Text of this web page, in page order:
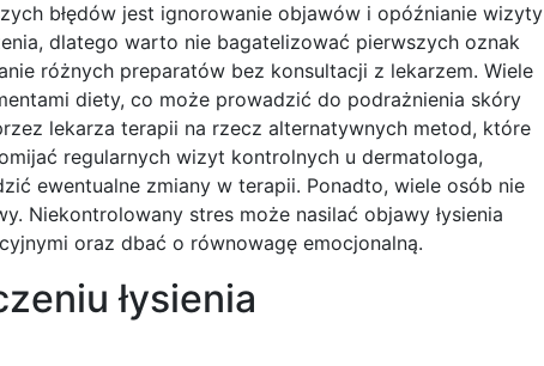
błędów jest ignorowanie objawów i opóźnianie wizyty
dlatego warto nie bagatelizować pierwszych oznak
różnych preparatów bez konsultacji z lekarzem. Wiele
diety, co może prowadzić do podrażnienia skóry
lekarza terapii na rzecz alternatywnych metod, które
regularnych wizyt kontrolnych u dermatologa,
ewentualne zmiany w terapii. Ponadto, wiele osób nie
Niekontrolowany stres może nasilać objawy łysienia
oraz dbać o równowagę emocjonalną.
łysienia